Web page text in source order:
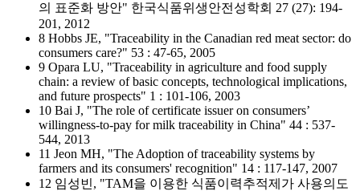
의 표준화 방안" 한국식품위생안전성학회 27 (27): 194-
201, 2012
8 Hobbs JE, "Traceability in the Canadian red meat sector: do
consumers care?" 53 : 47-65, 2005
9 Opara LU, "Traceability in agriculture and food supply
chain: a review of basic concepts, technological implications,
and future prospects" 1 : 101-106, 2003
10 Bai J, "The role of certificate issuer on consumers’
willingness-to-pay for milk traceability in China" 44 : 537-
544, 2013
11 Jeon MH, "The Adoption of traceability systems by
farmers and its consumers' recognition" 14 : 117-147, 2007
12 임성빈, "TAM을 이용한 식품이력추적제가 사용의도